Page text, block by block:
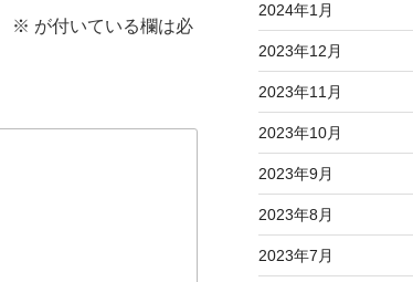
※ が付いている欄は必
2024年1月
2023年12月
2023年11月
2023年10月
2023年9月
2023年8月
2023年7月